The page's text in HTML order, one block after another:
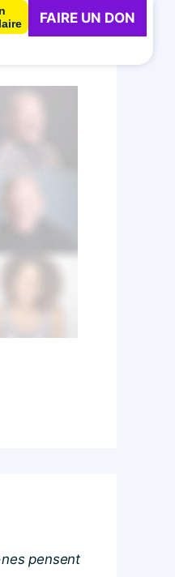
FAIRE UN DON
pensent